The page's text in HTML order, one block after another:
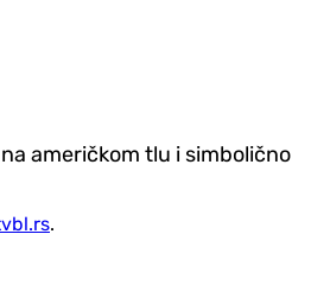
američkom tlu i simbolično
.